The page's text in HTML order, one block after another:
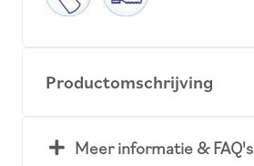
Productomschrijving
Meer informatie & FAQ's